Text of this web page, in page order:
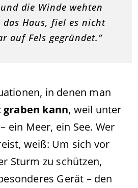
die Winde wehten
Haus, fiel es nicht
auf Fels gegründet.“
in denen man
kann, weil unter
ein Meer, ein See. Wer
weiß: Um sich vor
Sturm zu schützen,
Gerät – den